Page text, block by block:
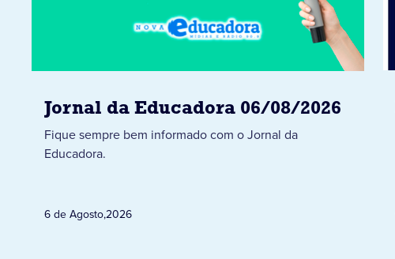
Jornal da Educadora 06/08/2026
Fique sempre bem informado com o Jornal da
Educadora.
6 de Agosto,2026